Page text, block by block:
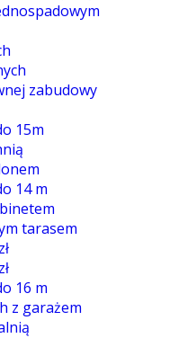
zabudowy
15m
14 m
tarasem
16 m
z garażem